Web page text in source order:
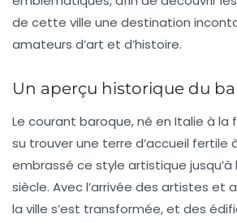
de cette ville une destination
amateurs d’art et d’histoire.
Un aperçu historique du
Le courant baroque, né en Italie à la
su trouver une terre d’accueil fertile
embrassé ce style artistique jusqu’à
siècle. Avec l’arrivée des artistes et
la ville s’est transformée, et des